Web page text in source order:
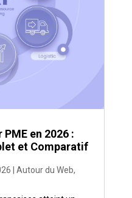
en 2026 :
et Comparatif
Autour du Web,